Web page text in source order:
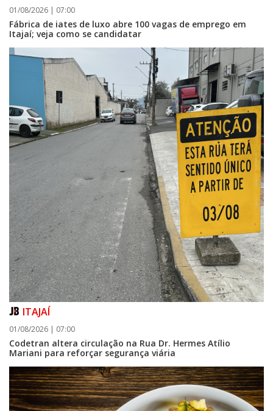
01/08/2026 | 07:00
Fábrica de iates de luxo abre 100 vagas de emprego em
Itajaí; veja como se candidatar
ITAJAÍ
01/08/2026 | 07:00
Codetran altera circulação na Rua Dr. Hermes Atílio
Mariani para reforçar segurança viária